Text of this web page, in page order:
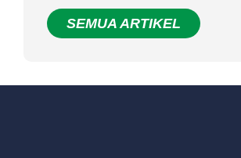
SEMUA ARTIKEL